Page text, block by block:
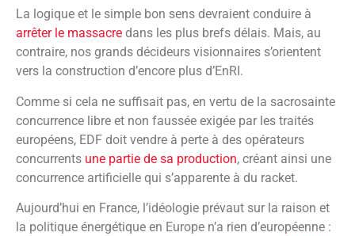
La logique et le simple bon sens devraient conduire à
arrêter le massacre dans les plus brefs délais. Mais, au
contraire, nos grands décideurs visionnaires s’orientent
vers la construction d’encore plus d’EnRI.
Comme si cela ne suffisait pas, en vertu de la sacrosainte
concurrence libre et non faussée exigée par les traités
européens, EDF doit vendre à perte à des opérateurs
concurrents une partie de sa production, créant ainsi une
concurrence artificielle qui s’apparente à du racket.
Aujourd’hui en France, l’idéologie prévaut sur la raison et
la politique énergétique en Europe n’a rien d’européenne :